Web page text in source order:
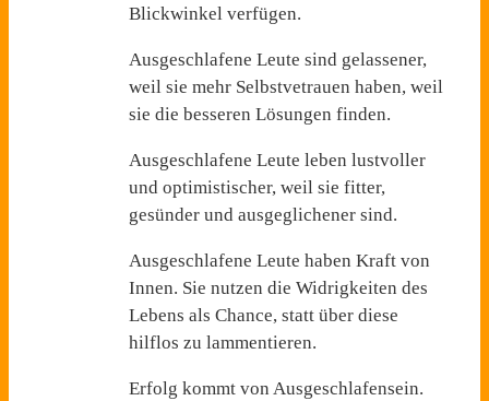
Blickwinkel verfügen.
Ausgeschlafene Leute sind gelassener,
weil sie mehr Selbstvetrauen haben, weil
sie die besseren Lösungen finden.
Ausgeschlafene Leute leben lustvoller
und optimistischer, weil sie fitter,
gesünder und ausgeglichener sind.
Ausgeschlafene Leute haben Kraft von
Innen. Sie nutzen die Widrigkeiten des
Lebens als Chance, statt über diese
hilflos zu lammentieren.
Erfolg kommt von Ausgeschlafensein.